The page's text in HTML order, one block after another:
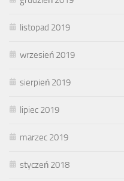
listopad 2019
wrzesień 2019
sierpień 2019
lipiec 2019
marzec 2019
styczeń 2018